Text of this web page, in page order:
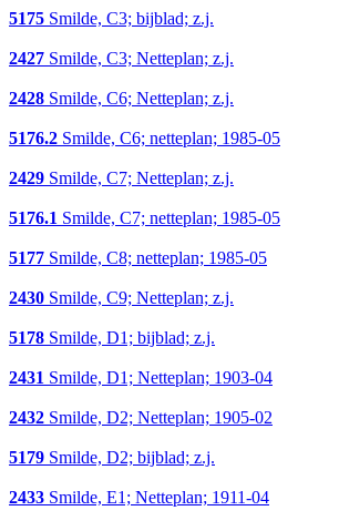
5175 Smilde, C3; bijblad; z.j.
2427 Smilde, C3; Netteplan; z.j.
2428 Smilde, C6; Netteplan; z.j.
5176.2 Smilde, C6; netteplan; 1985-05
2429 Smilde, C7; Netteplan; z.j.
5176.1 Smilde, C7; netteplan; 1985-05
5177 Smilde, C8; netteplan; 1985-05
2430 Smilde, C9; Netteplan; z.j.
5178 Smilde, D1; bijblad; z.j.
2431 Smilde, D1; Netteplan; 1903-04
2432 Smilde, D2; Netteplan; 1905-02
5179 Smilde, D2; bijblad; z.j.
2433 Smilde, E1; Netteplan; 1911-04